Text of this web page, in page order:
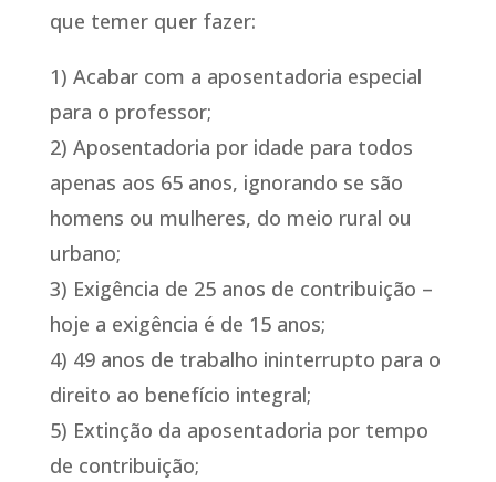
que temer quer fazer:
1) Acabar com a aposentadoria especial
para o professor;
2) Aposentadoria por idade para todos
apenas aos 65 anos, ignorando se são
homens ou mulheres, do meio rural ou
urbano;
3) Exigência de 25 anos de contribuição –
hoje a exigência é de 15 anos;
4) 49 anos de trabalho ininterrupto para o
direito ao benefício integral;
5) Extinção da aposentadoria por tempo
de contribuição;